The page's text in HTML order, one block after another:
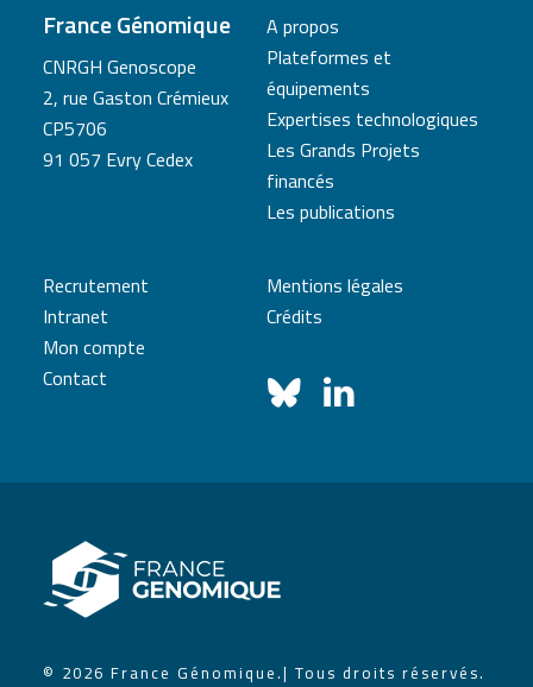
France Génomique
CNRGH Genoscope
2, rue Gaston Crémieux
CP5706
91 057 Evry Cedex
A propos
Plateformes et
équipements
Expertises technologiques
Les Grands Projets
financés
Les publications
Recrutement
Intranet
Mon compte
Contact
Mentions légales
Crédits
© 2026 France Génomique.| Tous droits réservés.